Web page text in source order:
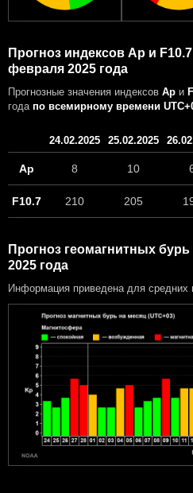
Прогноз индексов Ap и
февраля 2025 года
Прогнозные значения индексов Ap и
года по всемирному времени
24.02.2025 25.02.2025
Ap 8 10
F10.7 210 205
Прогноз геомагнитных
2025 года
Информация приведена для средних